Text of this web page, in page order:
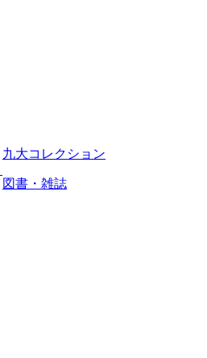
九大コレクション
図書・雑誌